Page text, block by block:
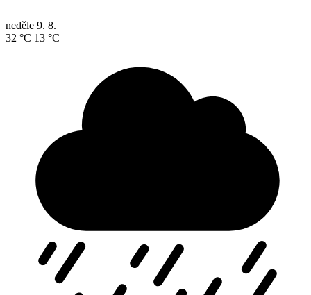
neděle 9. 8.
32 °C 13 °C